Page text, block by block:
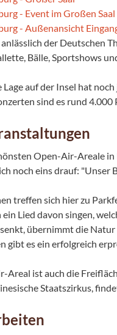
der Deutschen
Bälle, Sportshows
auf der Insel hat
sind es rund 4.000
Open-Air-Areale
noch eins drauf: "Unser
treffen sich hier zu
Lied davon singen,
übernimmt die Natur
gibt es ein erfolgreich
Areal ist auch die
Staatszirkus,